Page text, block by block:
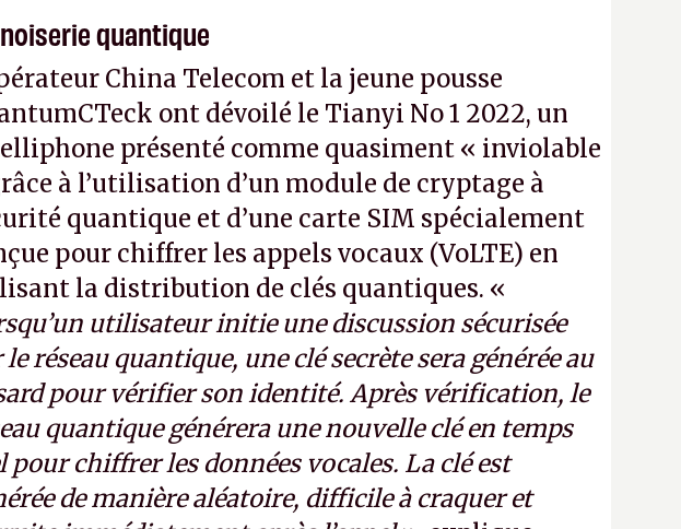
quantique
China Telecom et la jeune pousse
ont dévoilé le Tianyi No 1 2022, un
présenté comme quasiment « inviolable
à l’utilisation d’un module de cryptage à
quantique et d’une carte SIM spécialement
pour chiffrer les appels vocaux (VoLTE) en
la distribution de clés quantiques. «
utilisateur initie une discussion sécurisée
le réseau quantique, une clé secrète sera générée au
pour vérifier son identité. Après vérification, le
quantique générera une nouvelle clé en temps
pour chiffrer les données vocales. La clé est
de manière aléatoire, difficile à craquer et